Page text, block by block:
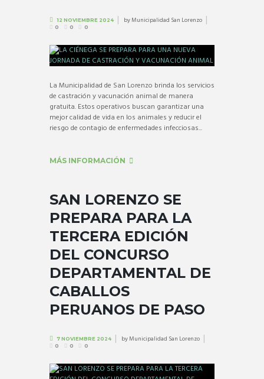
12 NOVIEMBRE 2024 byMunicipalidad San Lorenzo
0 0 0
La Municipalidad de San Lorenzo brinda los servicios
de castración y vacunación animal de manera
gratuita. Estos operativos buscan garantizar una
mejor calidad de vida en los animales y reducir el
riesgo de contagio de enfermedades infecciosas...
MÁS INFORMACIÓN
SAN LORENZO SE
PREPARA PARA LA
TERCERA EDICIÓN
DEL CONCURSO
DEPARTAMENTAL DE
CABALLOS
PERUANOS DE PASO
7 NOVIEMBRE 2024 byMunicipalidad San Lorenzo
0 0 0